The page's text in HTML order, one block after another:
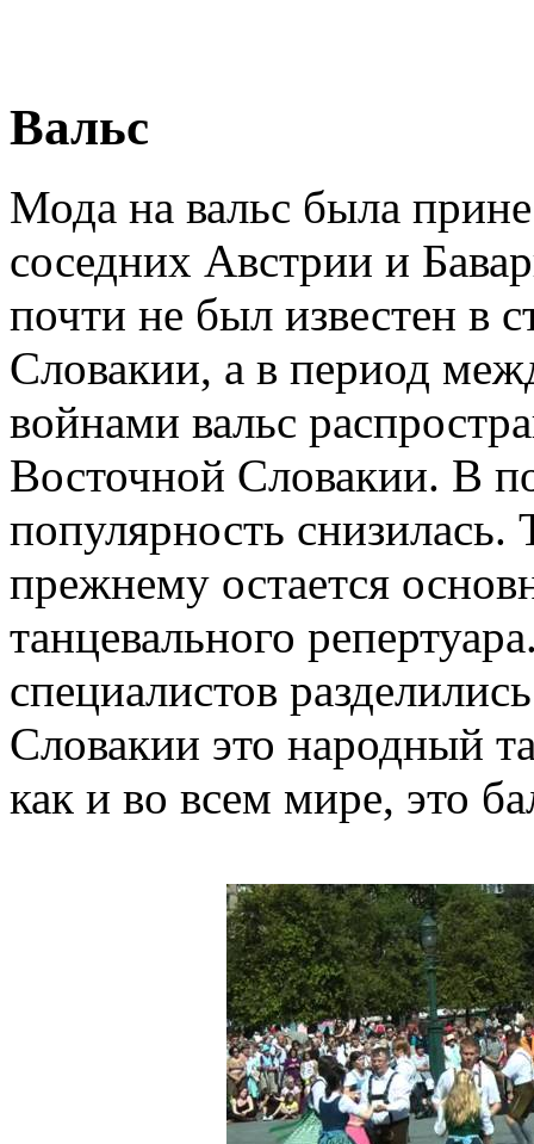
Вальс
Мода на вальс была
соседних Австрии и
почти не был известен в
Словакии, а в период
войнами вальс
Восточной Словакии. В
популярность
прежнему остается
танцевального
специалистов
Словакии это народный
как и во всем мире, это